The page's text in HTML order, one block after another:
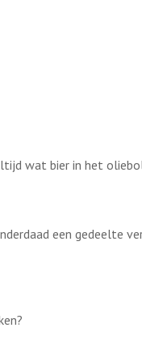
wat bier in het
een gedeelte